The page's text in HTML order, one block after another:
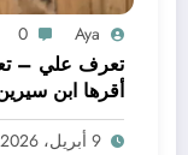
Aya
0
تعرف علي –
أقرها ابن
لحم –
9 أبريل، 2026